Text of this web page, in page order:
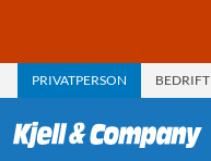
PRIVATPERSON BEDRIFT